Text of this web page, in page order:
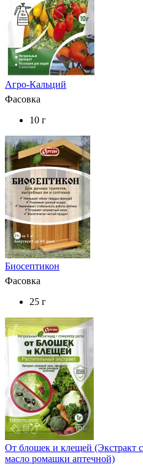
Агро-Кальций
Фасовка
10 г
Биосептикон
Фасовка
25 г
От блошек и клещей (Экстракт
масло ромашки аптечной)